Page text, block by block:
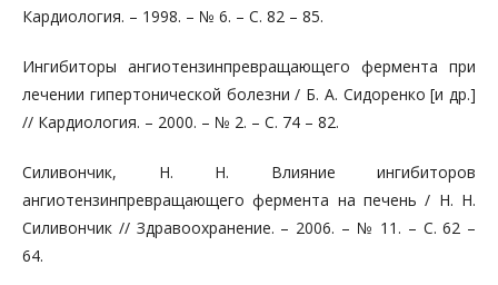
Кардиология. – 1998. – № 6. – С. 82 – 85.
Ингибиторы ангиотензинпревращающего фермента при
лечении гипертонической болезни / Б. А. Сидоренко [и др.]
// Кардиология. – 2000. – № 2. – С. 74 – 82.
Силивончик, Н. Н. Влияние ингибиторов
ангиотензинпревращающего фермента на печень / Н. Н.
Силивончик // Здравоохранение. – 2006. – № 11. – С. 62 –
64.